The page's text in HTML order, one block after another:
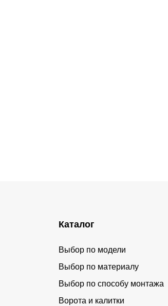
Каталог
Выбор по модели
Выбор по материалу
Выбор по способу монтажа
Ворота и калитки